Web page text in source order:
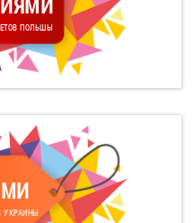
ПОЛЬШЫ
УКРАИНЫ